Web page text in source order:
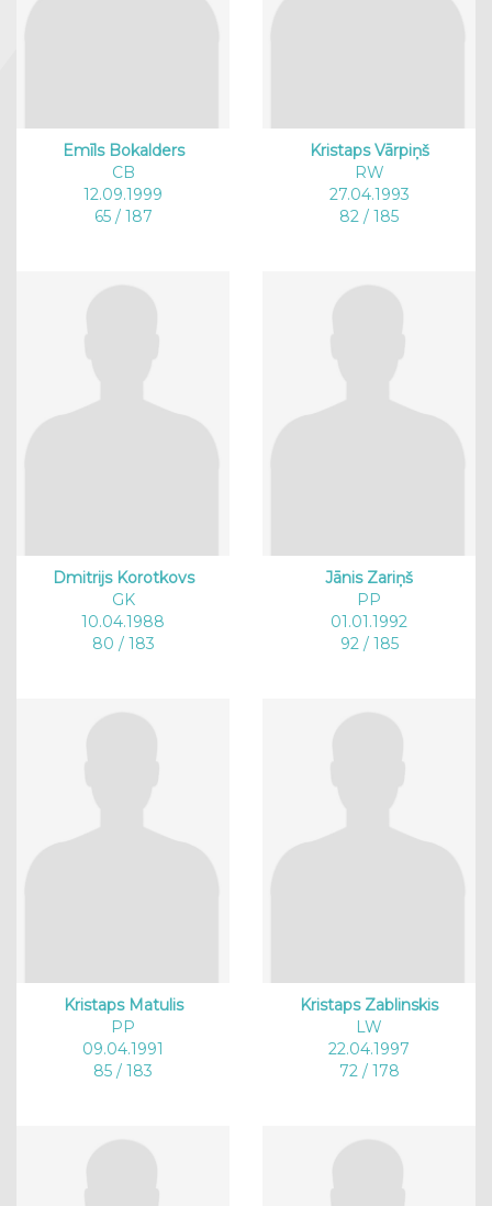
Emīls Bokalders
CB
12.09.1999
65 / 187
Kristaps Vārpiņš
RW
27.04.1993
82 / 185
Dmitrijs Korotkovs
GK
10.04.1988
80 / 183
Jānis Zariņš
PP
01.01.1992
92 / 185
Kristaps Matulis
PP
09.04.1991
85 / 183
Kristaps Zablinskis
LW
22.04.1997
72 / 178